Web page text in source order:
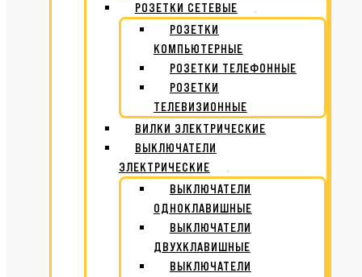
РОЗЕТКИ СЕТЕВЫЕ
РОЗЕТКИ
КОМПЬЮТЕРНЫЕ
РОЗЕТКИ ТЕЛЕФОННЫЕ
РОЗЕТКИ
ТЕЛЕВИЗИОННЫЕ
ВИЛКИ ЭЛЕКТРИЧЕСКИЕ
ВЫКЛЮЧАТЕЛИ
ЭЛЕКТРИЧЕСКИЕ
ВЫКЛЮЧАТЕЛИ
ОДНОКЛАВИШНЫЕ
ВЫКЛЮЧАТЕЛИ
ДВУХКЛАВИШНЫЕ
ВЫКЛЮЧАТЕЛИ